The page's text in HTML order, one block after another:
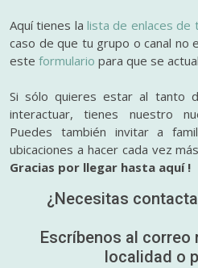
Aquí tienes lalista de enlaces de
caso de que tu grupo o canal no
este formulario para que se
Si sólo quieres estar al tanto
interactuar, tienes nuestro
Puedes también invitar a
ubicaciones a hacer cada vez
Gracias por llegar hasta aquí !
¿Necesitas
Escríbenos al correo
localidad o